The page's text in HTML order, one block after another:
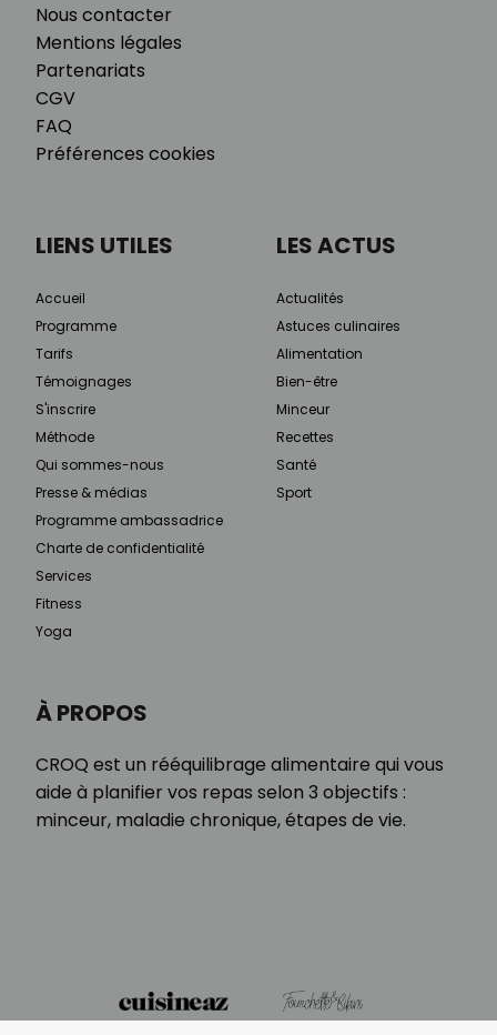
Nous contacter
Mentions légales
Partenariats
CGV
FAQ
Préférences cookies
À PROPOS
CROQ est un rééquilibrage alimentaire qui vous
aide à planifier vos repas selon 3 objectifs :
minceur, maladie chronique, étapes de vie.
LIENS UTILES
Accueil
Programme
Tarifs
Témoignages
S'inscrire
Méthode
Qui sommes-nous
Presse & médias
Programme ambassadrice
Charte de confidentialité
Services
Fitness
Yoga
LES ACTUS
Actualités
Astuces culinaires
Alimentation
Bien-être
Minceur
Recettes
Santé
Sport